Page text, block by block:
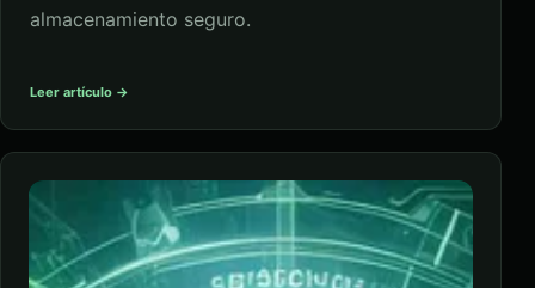
almacenamiento seguro.
Leer artículo →